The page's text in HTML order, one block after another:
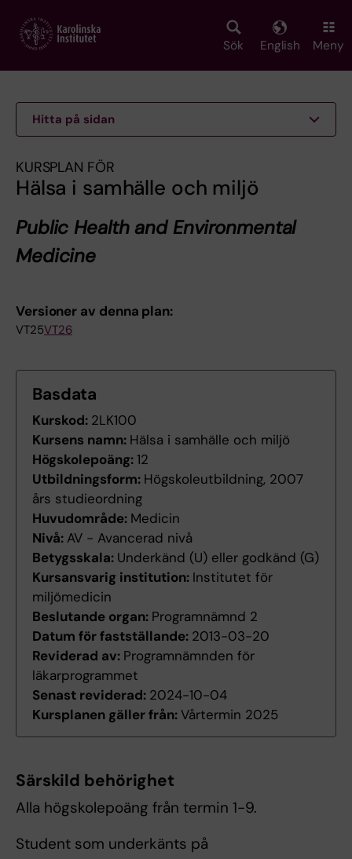
main
Sök English Meny
Hitta på sidan
KURSPLAN FÖR
Hälsa i samhälle och miljö
Public Health and Environmental
Medicine
Versioner av denna plan:
VT25VT26
Basdata
Kurskod: 2LK100
Kursens namn: Hälsa i samhälle och miljö
Högskolepoäng:12
Utbildningsform: Högskoleutbildning, 2007
års studieordning
Huvudområde: Medicin
Nivå: AV - Avancerad nivå
Betygsskala: Underkänd (U) eller godkänd (G)
Kursansvarig institution: Institutet för
miljömedicin
Beslutande organ: Programnämnd 2
Datum för fastställande: 2013-03-20
Reviderad av: Programnämnden för
läkarprogrammet
Senast reviderad: 2024-10-04
Kursplanen gäller från:Vårtermin 2025
Särskild behörighet
Alla högskolepoäng från termin 1-9.
Student som underkänts på